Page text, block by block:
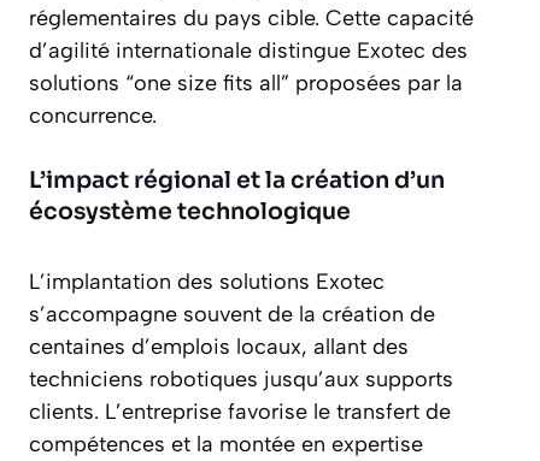
réglementaires du pays cible. Cette capacité
d’agilité internationale distingue Exotec des
solutions “one size fits all” proposées par la
concurrence.
L’impact régional et la création d’un
écosystème technologique
L’implantation des solutions Exotec
s’accompagne souvent de la création de
centaines d’emplois locaux, allant des
techniciens robotiques jusqu’aux supports
clients. L’entreprise favorise le transfert de
compétences et la montée en expertise